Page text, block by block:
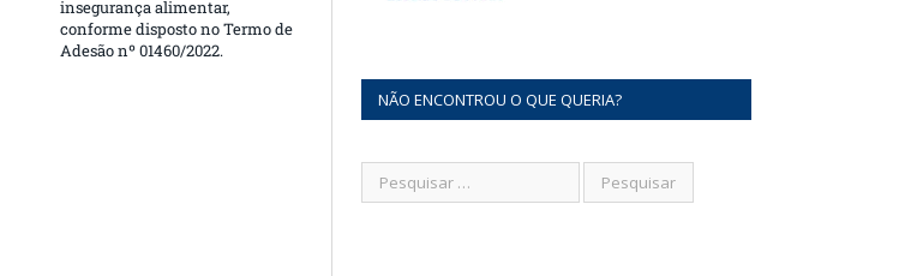
insegurança alimentar,
conforme disposto no Termo de
Adesão nº 01460/2022.
NÃO ENCONTROU O QUE QUERIA?